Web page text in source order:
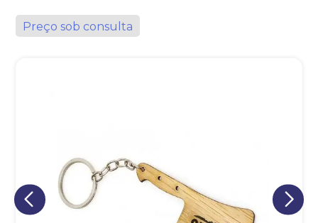
Preço sob consulta
de marketing. Você pode alterar suas preferências a
qualquer momento.
Iniciar conversa